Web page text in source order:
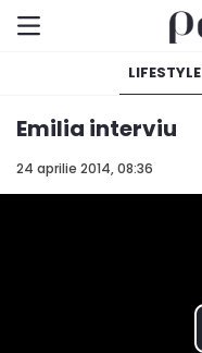
LIFESTYLE
24 aprilie 2014, 08:36
Emilia interviu